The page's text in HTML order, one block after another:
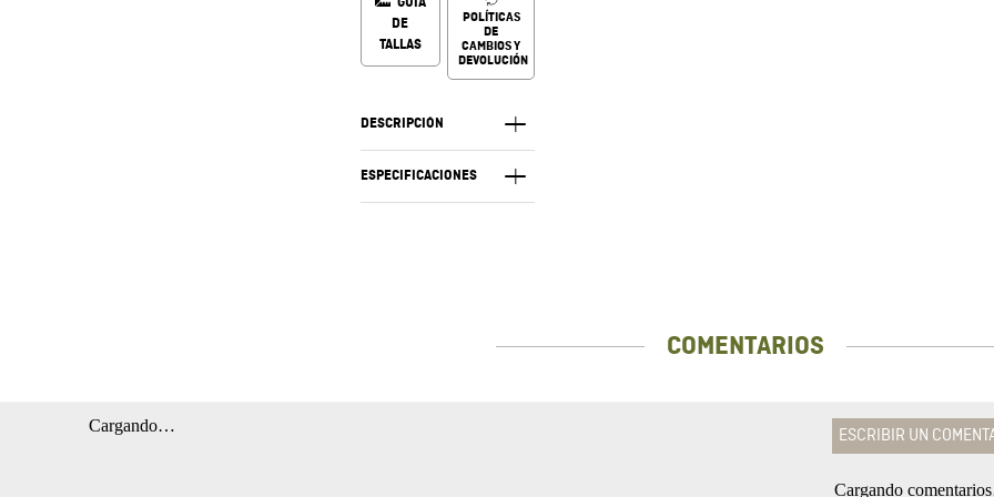
DE
TALLAS
POLÍTICAS
DE
CAMBIOS Y
DEVOLUCIÓN
DESCRIPCIÓN
ESPECIFICACIONES
COMENTARIOS
Cargando… ESCRIBIR UN
Cargando